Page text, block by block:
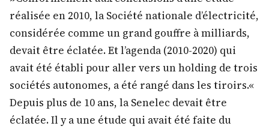
réalisée en 2010, la Société nationale d’électricité,
considérée comme un grand gouffre à milliards,
devait être éclatée. Et l’agenda (2010-2020) qui
avait été établi pour aller vers un holding de trois
sociétés autonomes, a été rangé dans les tiroirs.«
Depuis plus de 10 ans, la Senelec devait être
éclatée. Il y a une étude qui avait été faite du